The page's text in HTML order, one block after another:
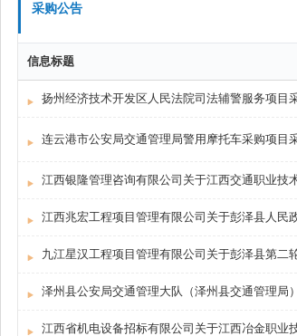
采购公告
信息标题
扬州经济技术开发区人民法院司法辅警服务项目
连云港市公安局交通管理局警用摩托车采购项目
泽州县公安局交通管理大队（泽州县交通管理局